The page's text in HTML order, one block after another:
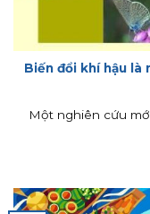
Biến đổi khí hậu là
Một nghiên cứu